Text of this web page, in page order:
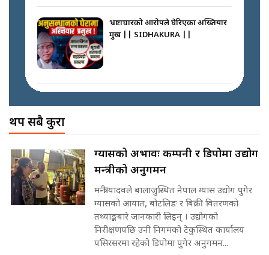
|| Court Grievances Directly to
the Supreme Court ||
SIDHAKURA
इनड्राइभ || SIDHAKURA ||
राष्ट्रिय सवालमा ९ दल एकजुट ||
Prachanda, Rabi, Gagan Stand
on the Same Page ||
SIDHAKURA ||
सहकारी पीडितसँग मन्त्री प्रतिभा रावलले
भनिन्–साथ दिनुहोस्, दबाब होइन ||
Sidhakura || Pratibha Rawal
भ्रष्टाचारको आरोपले घेरिएका अख्तियार
प्रमुख || SIDHAKURA ||
SIDHAKURA
पोप्पोको पासोः कमाउने लोभमा घरबार नै
उठिबास | The Dark Side of
'Poppo Live'-SIDHAKURA
INVESTIGATION
थप सबै कुरा
ग्यासको अभावः कम्पनी र डिपोमा उद्योग
मन्त्रीको अनुगमन
मन्त्री यादवले बालाजुस्थित नेपाल ग्यास उद्योग पुगेर
ग्यासको आयात, बोटलिङ र बिक्री वितरणको
तथ्याङ्कबारे जानकारी लिइन् । उद्योगको
निरीक्षणपछि उनी निगमको टेकुस्थित कार्यालय
पसिरसरमा रहेको डिपोमा पुगेर अनुगमन...